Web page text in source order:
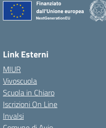
Link Esterni
MIUR
Vivoscuola
Scuola in Chiaro
Iscrizioni On Line
Invalsi